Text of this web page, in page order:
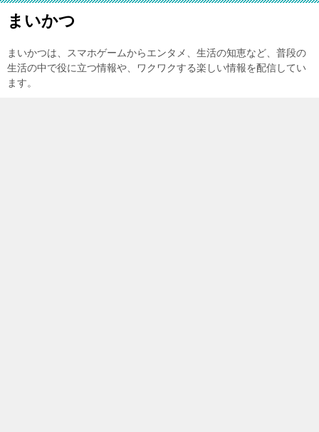
まいかつ
まいかつは、スマホゲームからエンタメ、生活の知恵など、普段の
生活の中で役に立つ情報や、ワクワクする楽しい情報を配信してい
ます。